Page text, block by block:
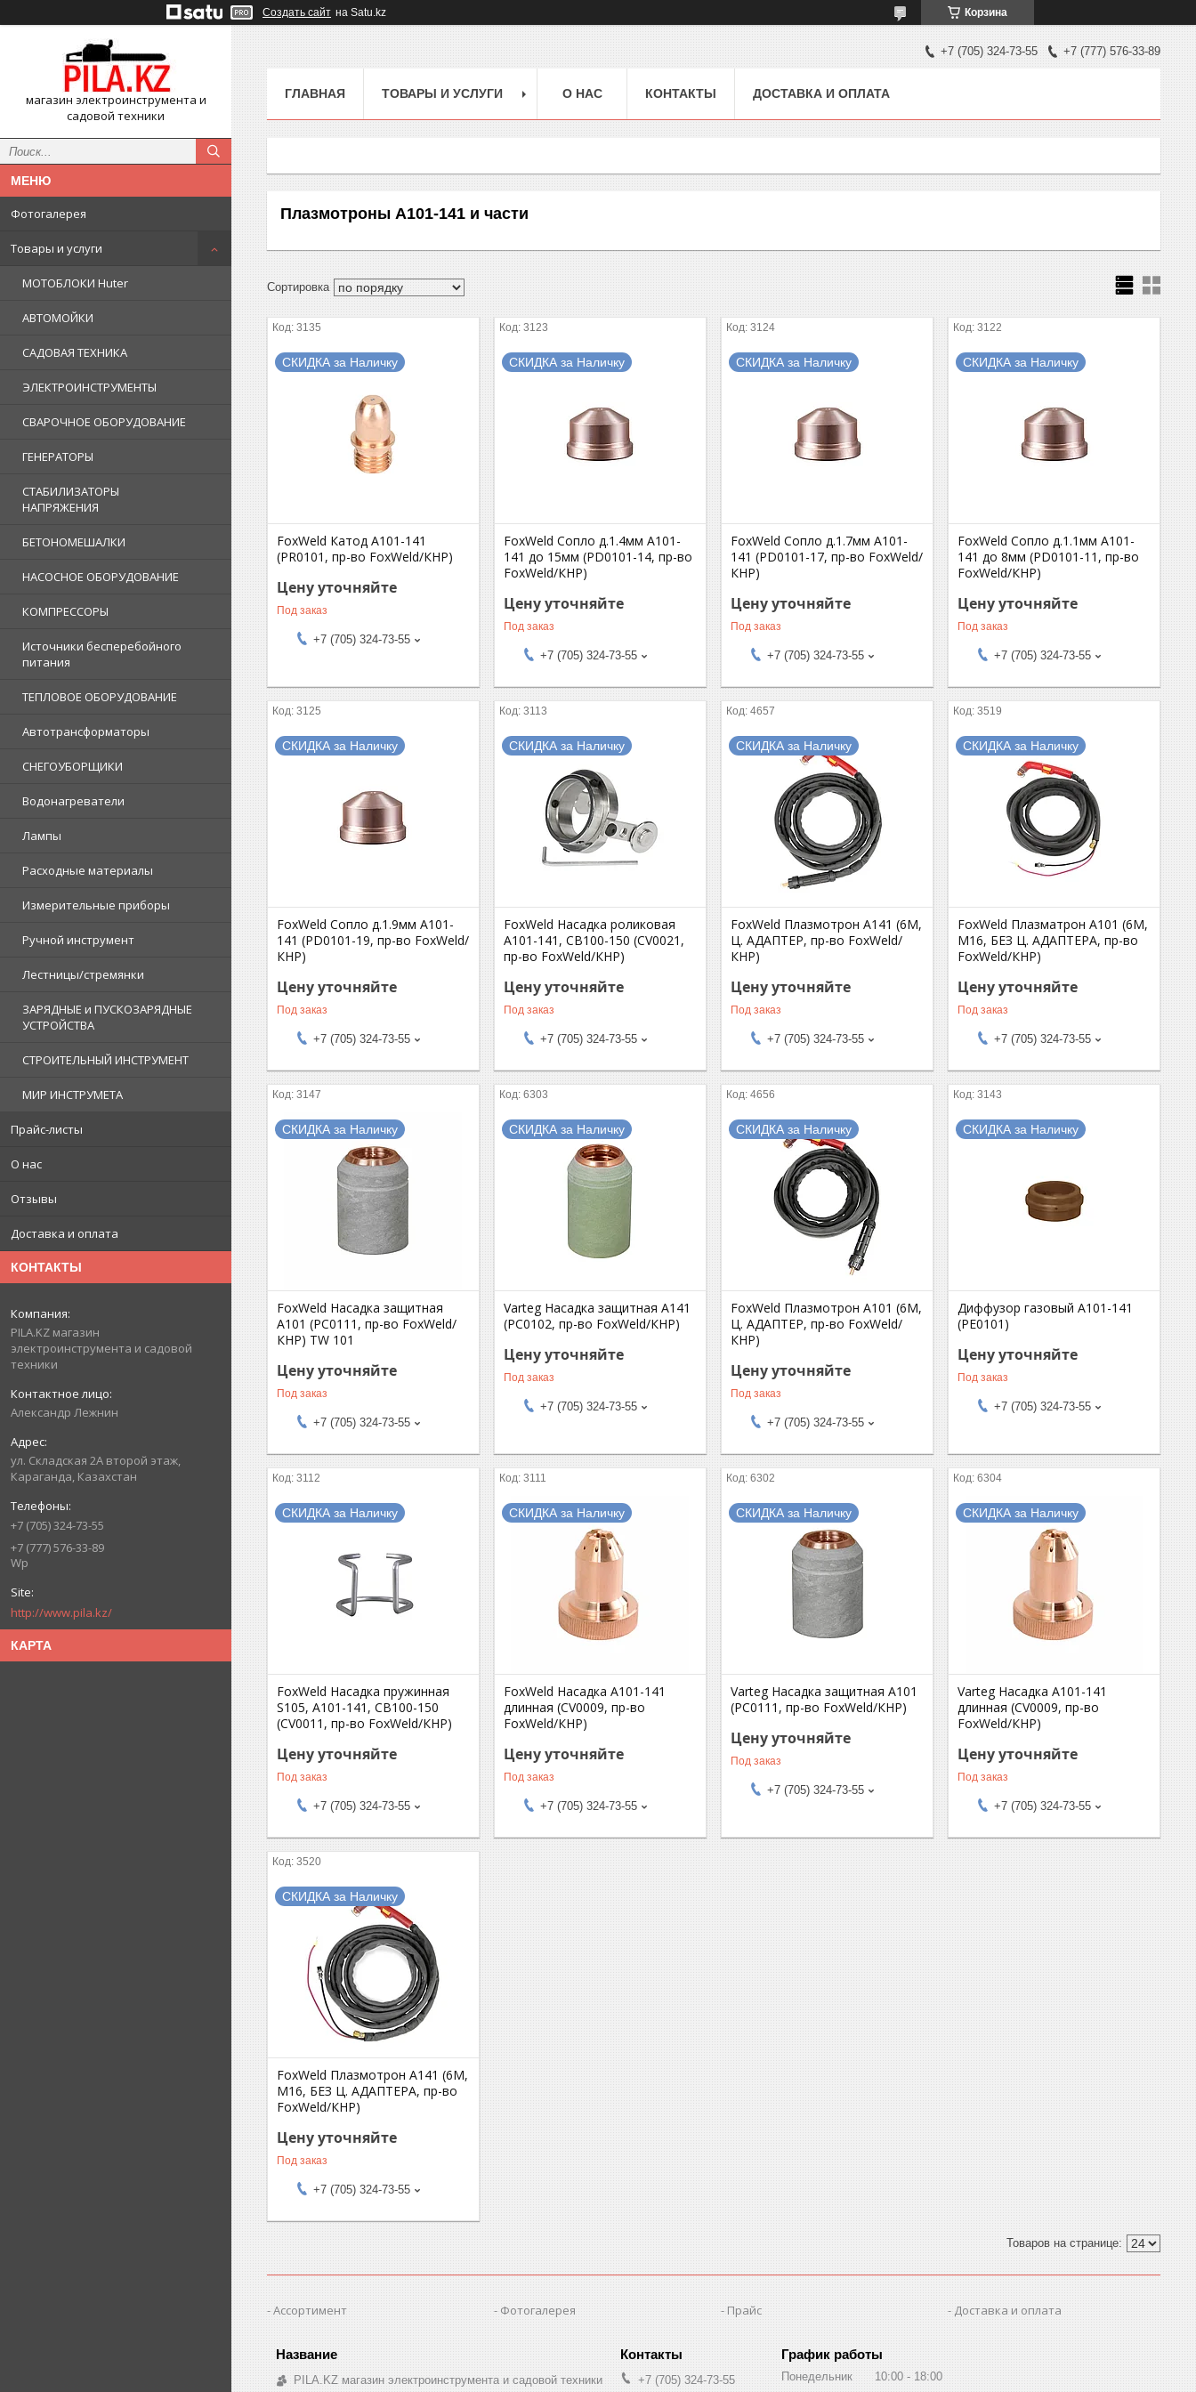
Создать сайт на Satu.kz Корзина
магазин электроинструмента и
садовой техники
Фотогалерея
Товары и услуги
МОТОБЛОКИ Huter
АВТОМОЙКИ
САДОВАЯ ТЕХНИКА
ЭЛЕКТРОИНСТРУМЕНТЫ
СВАРОЧНОЕ ОБОРУДОВАНИЕ
ГЕНЕРАТОРЫ
СТАБИЛИЗАТОРЫ
НАПРЯЖЕНИЯ
БЕТОНОМЕШАЛКИ
НАСОСНОЕ ОБОРУДОВАНИЕ
КОМПРЕССОРЫ
Источники бесперебойного
питания
ТЕПЛОВОЕ ОБОРУДОВАНИЕ
Автотрансформаторы
СНЕГОУБОРЩИКИ
Водонагреватели
Лампы
Расходные материалы
Измерительные приборы
Ручной инструмент
Лестницы/стремянки
ЗАРЯДНЫЕ и ПУСКОЗАРЯДНЫЕ
УСТРОЙСТВА
СТРОИТЕЛЬНЫЙ ИНСТРУМЕНТ
МИР ИНСТРУМЕТА
Прайс-листы
О нас
Отзывы
Доставка и оплата
КОНТАКТЫ
PILA.KZ магазин
электроинструмента и садовой
техники
Александр Лежнин
ул. Складская 2А второй этаж,
Караганда, Казахстан
+7 (705) 324-73-55
+7 (777) 576-33-89
Wp
http://www.pila.kz/
КАРТА
+7 (705) 324-73-55 +7 (777) 576-33-89
ГЛАВНАЯ ТОВАРЫ И УСЛУГИ О НАС КОНТАКТЫ ДОСТАВКА И ОПЛАТА
Плазмотроны A101-141 и части
3135
СКИДКА за Наличку
FoxWeld Катод A101-141
(PR0101, пр-во FoxWeld/КНР)
Цену уточняйте
Под заказ
+7 (705) 324-73-55
3123
СКИДКА за Наличку
FoxWeld Сопло д.1.4мм А101-
141 до 15мм (PD0101-14, пр-во
FoxWeld/КНР)
Цену уточняйте
Под заказ
+7 (705) 324-73-55
3124
СКИДКА за Наличку
FoxWeld Сопло д.1.7мм А101-
141 (PD0101-17, пр-во FoxWeld/
КНР)
Цену уточняйте
Под заказ
+7 (705) 324-73-55
3122
СКИДКА за Наличку
FoxWeld Сопло д.1.1мм А101-
141 до 8мм (PD0101-11, пр-во
FoxWeld/КНР)
Цену уточняйте
Под заказ
+7 (705) 324-73-55
3125
СКИДКА за Наличку
FoxWeld Сопло д.1.9мм А101-
141 (PD0101-19, пр-во FoxWeld/
КНР)
Цену уточняйте
Под заказ
+7 (705) 324-73-55
3113
СКИДКА за Наличку
FoxWeld Насадка роликовая
А101-141, СВ100-150 (CV0021,
пр-во FoxWeld/КНР)
Цену уточняйте
Под заказ
+7 (705) 324-73-55
4657
СКИДКА за Наличку
FoxWeld Плазмотрон А141 (6М,
Ц. АДАПТЕР, пр-во FoxWeld/
КНР)
Цену уточняйте
Под заказ
+7 (705) 324-73-55
3519
СКИДКА за Наличку
FoxWeld Плазматрон А101 (6М,
М16, БЕЗ Ц. АДАПТЕРА, пр-во
FoxWeld/КНР)
Цену уточняйте
Под заказ
+7 (705) 324-73-55
3147
СКИДКА за Наличку
FoxWeld Насадка защитная
А101 (РС0111, пр-во FoxWeld/
КНР) TW 101
Цену уточняйте
Под заказ
+7 (705) 324-73-55
6303
СКИДКА за Наличку
Varteg Насадка защитная А141
(РС0102, пр-во FoxWeld/КНР)
Цену уточняйте
Под заказ
+7 (705) 324-73-55
4656
СКИДКА за Наличку
FoxWeld Плазмотрон А101 (6М,
Ц. АДАПТЕР, пр-во FoxWeld/
КНР)
Цену уточняйте
Под заказ
+7 (705) 324-73-55
3143
СКИДКА за Наличку
Диффузор газовый А101-141
(РЕ0101)
Цену уточняйте
Под заказ
+7 (705) 324-73-55
3112
СКИДКА за Наличку
FoxWeld Насадка пружинная
S105, A101-141, CB100-150
(CV0011, пр-во FoxWeld/КНР)
Цену уточняйте
Под заказ
+7 (705) 324-73-55
3111
СКИДКА за Наличку
FoxWeld Насадка А101-141
длинная (CV0009, пр-во
FoxWeld/КНР)
Цену уточняйте
Под заказ
+7 (705) 324-73-55
6302
СКИДКА за Наличку
Varteg Насадка защитная А101
(РС0111, пр-во FoxWeld/КНР)
Цену уточняйте
Под заказ
+7 (705) 324-73-55
6304
СКИДКА за Наличку
Varteg Насадка А101-141
длинная (CV0009, пр-во
FoxWeld/КНР)
Цену уточняйте
Под заказ
+7 (705) 324-73-55
3520
СКИДКА за Наличку
FoxWeld Плазмотрон А141 (6М,
М16, БЕЗ Ц. АДАПТЕРА, пр-во
FoxWeld/КНР)
Цену уточняйте
Под заказ
+7 (705) 324-73-55
Ассортимент Фотогалерея Прайс Доставка и оплата
PILA.KZ магазин электроинструмента и садовой техники +7 (705) 324-73-55
График работы
Понедельник 10:00 18:00